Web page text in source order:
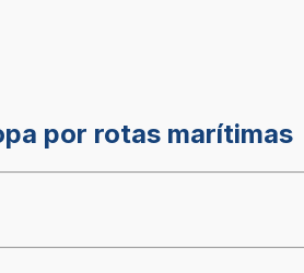
por rotas marítimas